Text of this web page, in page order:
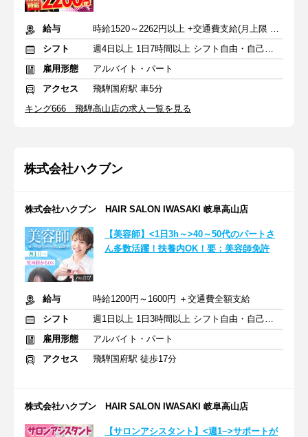
給与
時給1520～2262円以上 +交通費支給(月上限 2万円)
シフト
週4日以上 1日7時間以上 シフト自由・自己申告
雇用形態
アルバイト・パート
アクセス
飛騨国府駅 車5分
キング666 飛騨高山店の求人一覧を見る
株式会社ハクブン
株式会社ハクブン HAIR SALON IWASAKI 岐阜高山店
【美容師】<1日3h～>40～50代のパートさ
ん多数活躍！扶養内OK！要：美容師免許
給与
時給1200円～1600円 ＋交通費全額支給
シフト
週1日以上 1日3時間以上 シフト自由・自己申告
雇用形態
アルバイト・パート
アクセス
飛騨国府駅 徒歩17分
株式会社ハクブン HAIR SALON IWASAKI 岐阜高山店
【サロンアシスタント】<週1~>サポートが